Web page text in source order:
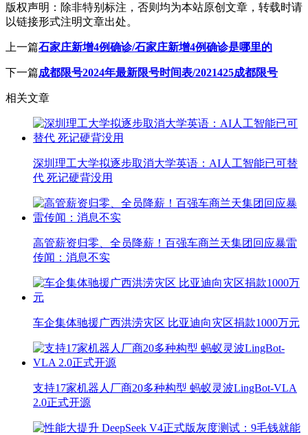
版权声明： 除非特别标注，否则均为本站原创文章，转载时请
以链接形式注明文章出处。
上一篇石家庄新增4例确诊/石家庄新增4例确诊是哪里的
下一篇成都限号2024年最新限号时间表/2021425成都限号
相关文章
深圳理工大学拟逐步取消大学英语：AI人工智能已可替
代 死记硬背没用
高管薪资归零、全员降薪！百强车商兰天集团回应暴雷
传闻：消息不实
车企集体驰援广西洪涝灾区 比亚迪向灾区捐款1000万元
支持17家机器人厂商20多种构型 蚂蚁灵波LingBot-VLA
2.0正式开源